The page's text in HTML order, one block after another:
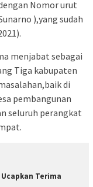
Nomor urut
),yang sudah
menjabat sebagai
Tiga kabupaten
di
pembangunan
seluruh perangkat
Terima